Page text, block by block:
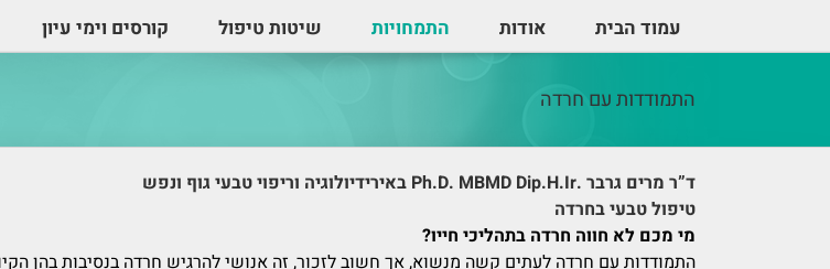
עמוד הבית אודות התמחויות שיטות טיפול קורסים וימי עיון
התמודדות עם חרדה
ד”ר מרים גרבר .Ph.D. MBMD Dip.H.Ir באירידיולוגיה וריפוי טבעי גוף ונפש
טיפול טבעי בחרדה
מי מכם לא חווה חרדה בתהליכי חייו?
התמודדות עם חרדה לעתים קשה מנשוא, אך חשוב לזכור, זה אנושי להרגיש חרדה בנסיבות בהן